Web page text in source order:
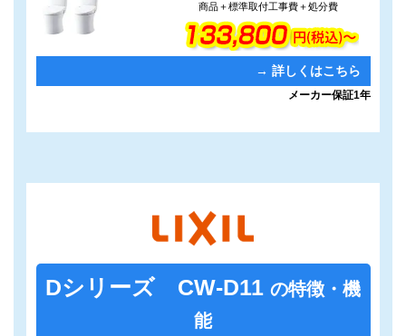
商品＋標準取付工事費＋処分費
→ 詳しくはこちら
メーカー保証1年
Dシリーズ CW-D11 の特徴・機
能